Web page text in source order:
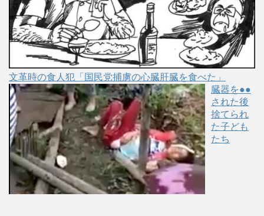
文革時の食人犯「国民党捕虜の心臓肝臓を食べた」
臓器を●●
された後
捨てられ
た子ども
たち